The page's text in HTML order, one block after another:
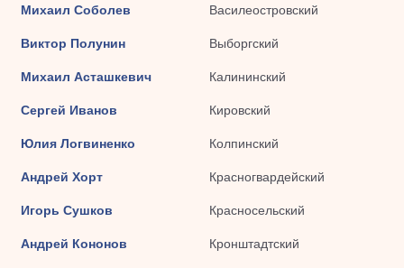
Михаил Соболев Василеостровский
Виктор Полунин Выборгский
Михаил Асташкевич Калининский
Сергей Иванов Кировский
Юлия Логвиненко Колпинский
Андрей Хорт Красногвардейский
Игорь Сушков Красносельский
Андрей Кононов Кронштадтский